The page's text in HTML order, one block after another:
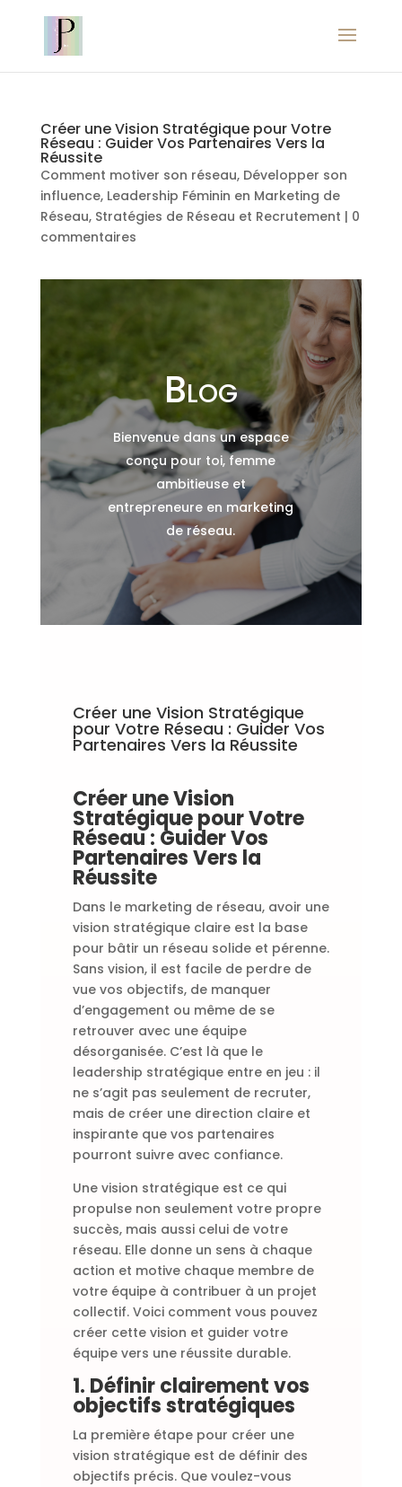
Créer une Vision Stratégique pour Votre
Réseau : Guider Vos Partenaires Vers la
Réussite
Comment motiver son réseau, Développer son
influence, Leadership Féminin en Marketing de
Réseau, Stratégies de Réseau et Recrutement | 0
commentaires
Blog
Bienvenue dans un espace
conçu pour toi, femme
ambitieuse et
entrepreneure en marketing
de réseau.
Créer une Vision Stratégique
pour Votre Réseau : Guider Vos
Partenaires Vers la Réussite
Créer une Vision
Stratégique pour Votre
Réseau : Guider Vos
Partenaires Vers la
Réussite
Dans le marketing de réseau, avoir une
vision stratégique claire est la base
pour bâtir un réseau solide et pérenne.
Sans vision, il est facile de perdre de
vue vos objectifs, de manquer
d’engagement ou même de se
retrouver avec une équipe
désorganisée. C’est là que le
leadership stratégique entre en jeu : il
ne s’agit pas seulement de recruter,
mais de créer une direction claire et
inspirante que vos partenaires
pourront suivre avec confiance.
Une vision stratégique est ce qui
propulse non seulement votre propre
succès, mais aussi celui de votre
réseau. Elle donne un sens à chaque
action et motive chaque membre de
votre équipe à contribuer à un projet
collectif. Voici comment vous pouvez
créer cette vision et guider votre
équipe vers une réussite durable.
1. Définir clairement vos
objectifs stratégiques
La première étape pour créer une
vision stratégique est de définir des
objectifs précis. Que voulez-vous